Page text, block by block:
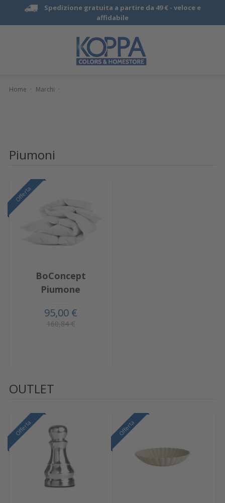
Spedizione gratuita a partire da 49 € - veloce e
affidabile
Home · Marchi ·
Piumoni
Offerta
BoConcept
Piumone
95,00 €
160,84 €
OUTLET
Offerta Offerta